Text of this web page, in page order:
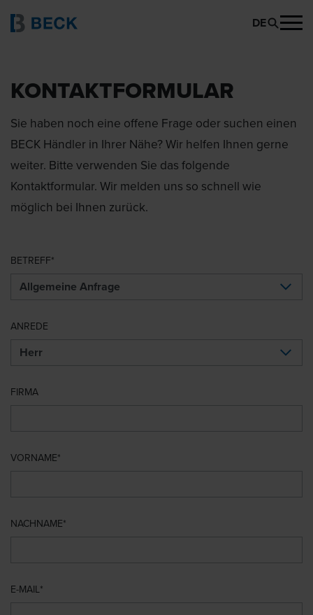
DE
KONTAKTFORMULAR
Sie haben noch eine offene Frage oder suchen einen
BECK Händler in Ihrer Nähe? Wir helfen Ihnen gerne
weiter. Bitte verwenden Sie das folgende
Kontaktformular. Wir melden uns so schnell wie
möglich bei Ihnen zurück.
BETREFF
ANREDE
FIRMA
VORNAME
NACHNAME
E-MAIL